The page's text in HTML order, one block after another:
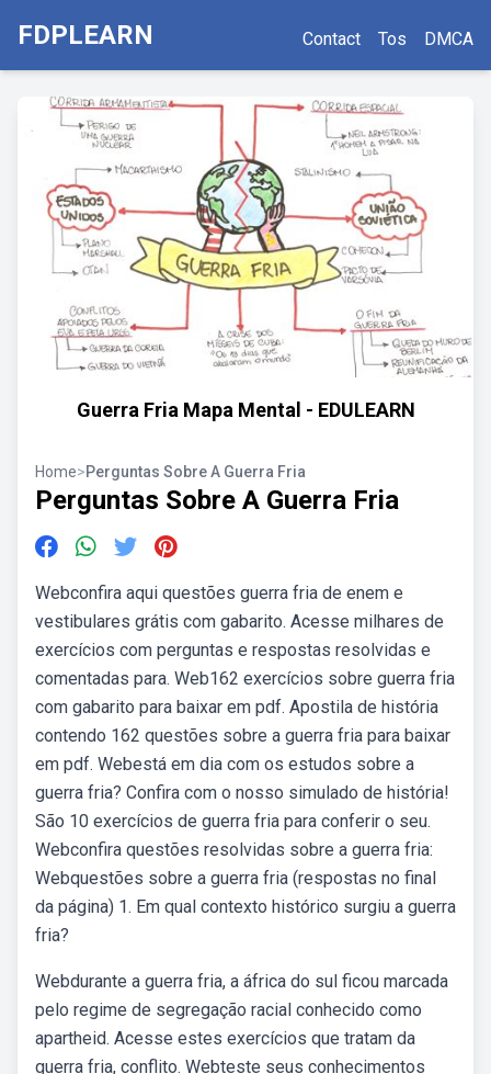
FDPLEARN Contact Tos DMCA
Guerra Fria Mapa Mental - EDULEARN
Home>Perguntas Sobre A Guerra Fria
Perguntas Sobre A Guerra Fria
Webconfira aqui questões guerra fria de enem e
vestibulares grátis com gabarito. Acesse milhares de
exercícios com perguntas e respostas resolvidas e
comentadas para. Web162 exercícios sobre guerra fria
com gabarito para baixar em pdf. Apostila de história
contendo 162 questões sobre a guerra fria para baixar
em pdf. Webestá em dia com os estudos sobre a
guerra fria? Confira com o nosso simulado de história!
São 10 exercícios de guerra fria para conferir o seu.
Webconfira questões resolvidas sobre a guerra fria:
Webquestões sobre a guerra fria (respostas no final
da página) 1. Em qual contexto histórico surgiu a guerra
fria?
Webdurante a guerra fria, a áfrica do sul ficou marcada
pelo regime de segregação racial conhecido como
apartheid. Acesse estes exercícios que tratam da
guerra fria, conflito. Webteste seus conhecimentos